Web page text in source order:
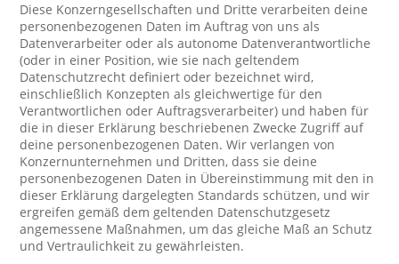
Diese Konzerngesellschaften und Dritte verarbeiten deine
personenbezogenen Daten im Auftrag von uns als
Datenverarbeiter oder als autonome Datenverantwortliche
(oder in einer Position, wie sie nach geltendem
Datenschutzrecht definiert oder bezeichnet wird,
einschließlich Konzepten als gleichwertige für den
Verantwortlichen oder Auftragsverarbeiter) und haben für
die in dieser Erklärung beschriebenen Zwecke Zugriff auf
deine personenbezogenen Daten. Wir verlangen von
Konzernunternehmen und Dritten, dass sie deine
personenbezogenen Daten in Übereinstimmung mit den in
dieser Erklärung dargelegten Standards schützen, und wir
ergreifen gemäß dem geltenden Datenschutzgesetz
angemessene Maßnahmen, um das gleiche Maß an Schutz
und Vertraulichkeit zu gewährleisten.